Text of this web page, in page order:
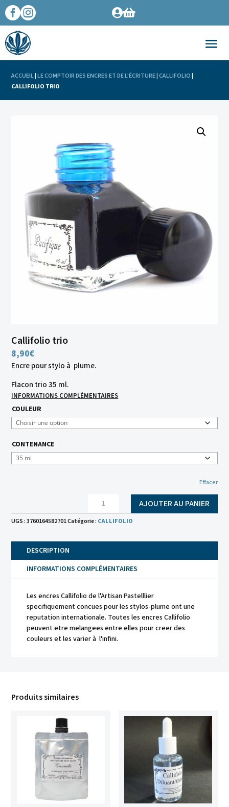
 
ACCUEIL|LE COMPTOIR DES ENCRES ET DE L'ÉCRITURE|CALLIFOLIO|
CALLIFOLIO TRIO
Callifolio trio
8,90€
Encre pour stylo à plume.
Flacon trio 35 ml.
INFORMATIONS COMPLÉMENTAIRES
COULEUR
CONTENANCE
Effacer
quantité
Callifolio
AJOUTER AU PANIER
UGS :3760164582701Catégorie : CALLIFOLIO
DESCRIPTION
INFORMATIONS COMPLÉMENTAIRES
Les encres Callifolio de l'Artisan Pastelllier
specifiquement concues pour les stylos-plume ont une
reputation internationale. Toutes les encres Callifolio
peuvent etre melangees entre elles pour creer des
couleurs et les varier à l'infini.
Produits similaires